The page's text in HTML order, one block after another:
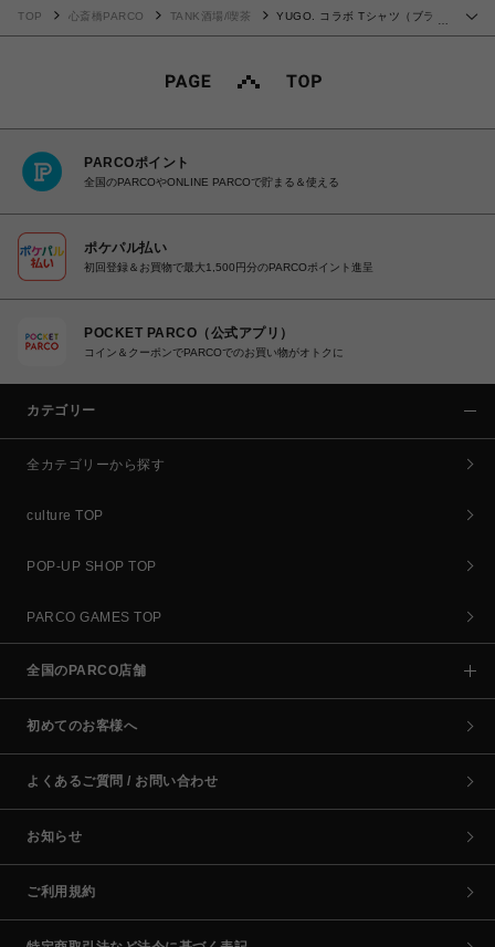
TOP 心斎橋PARCO TANK酒場/喫茶
YUGO. コラボ Tシャツ（ブラッ
PARCOポイント
全国のPARCOやONLINE PARCOで貯まる＆使える
ポケパル払い
初回登録＆お買物で最大1,500円分のPARCOポイント進呈
POCKET PARCO（公式アプリ）
コイン＆クーポンでPARCOでのお買い物がオトクに
カテゴリー
全カテゴリーから探す
culture TOP
POP-UP SHOP TOP
PARCO GAMES TOP
全国のPARCO店舗
初めてのお客様へ
よくあるご質問 / お問い合わせ
お知らせ
ご利用規約